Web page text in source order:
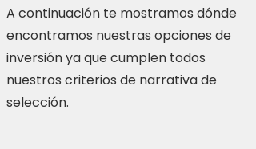
A continuación te mostramos dónde
encontramos nuestras opciones de
inversión ya que cumplen todos
nuestros criterios de narrativa de
selección.